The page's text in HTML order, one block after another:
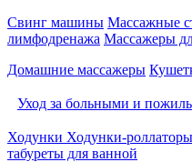
Свинг машины Массажные
лимфодренажа Массажеры
Домашние массажеры
Уход за больными и
Ходунки Ходунки-роллаторы
табуреты для ванной